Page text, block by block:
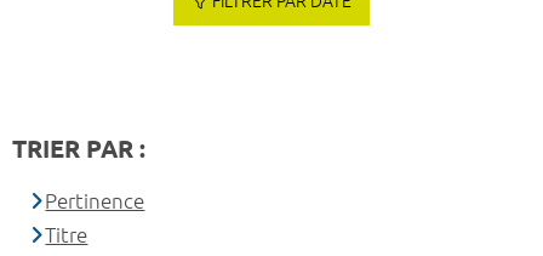
TRIER PAR :
Pertinence
Titre